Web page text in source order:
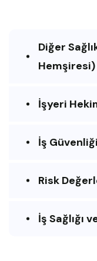
Diğer
Hemşiresi)
İşyeri
İş
Risk
İş Sağlığı